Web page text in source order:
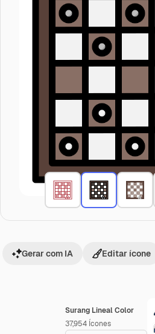
Surang Lineal Color
37,954 Ícones
Gerar com IA Editar ícone